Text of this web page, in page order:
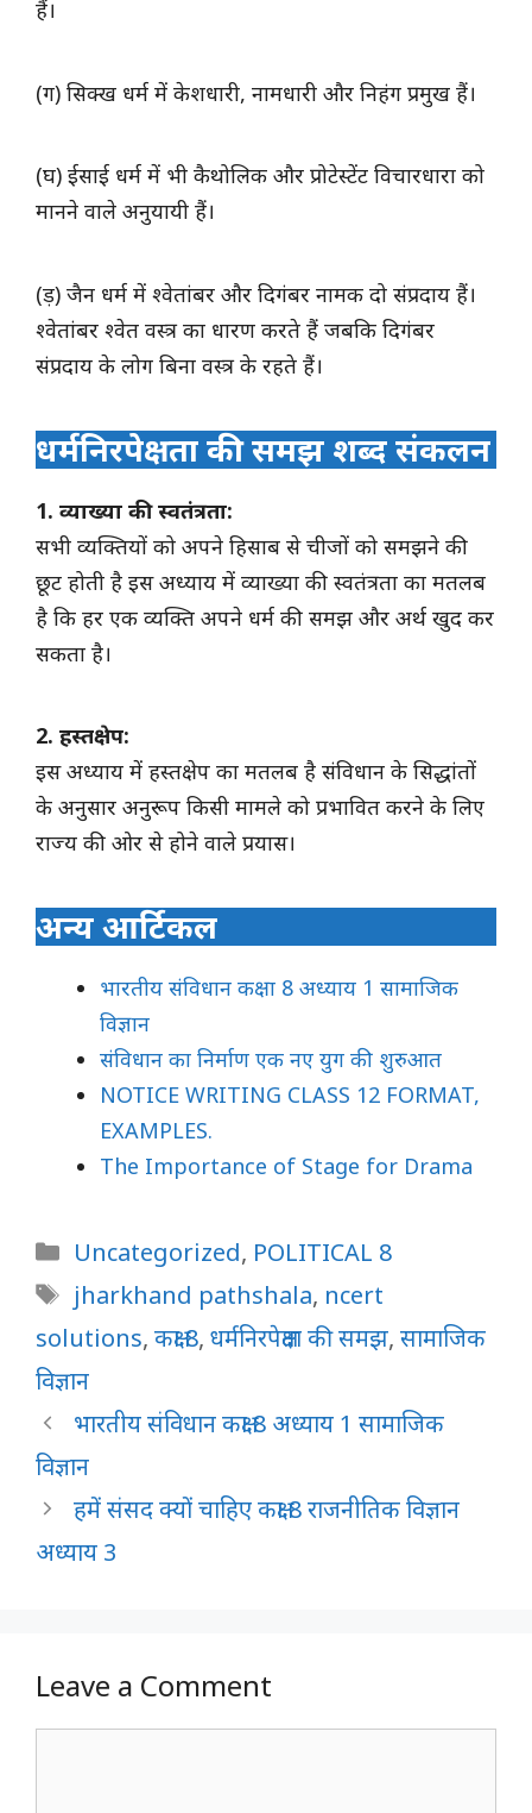
हैं।
(ग) सिक्ख धर्म में केशधारी, नामधारी और निहंग प्रमुख हैं।
(घ) ईसाई धर्म में भी कैथोलिक और प्रोटेस्टेंट विचारधारा को
मानने वाले अनुयायी हैं।
(ड़) जैन धर्म में श्वेतांबर और दिगंबर नामक दो संप्रदाय हैं।
श्वेतांबर श्वेत वस्त्र का धारण करते हैं जबकि दिगंबर
संप्रदाय के लोग बिना वस्त्र के रहते हैं।
धर्मनिरपेक्षता की समझ शब्द संकलन
1. व्याख्या की स्वतंत्रता:
सभी व्यक्तियों को अपने हिसाब से चीजों को समझने की
छूट होती है इस अध्याय में व्याख्या की स्वतंत्रता का मतलब
है कि हर एक व्यक्ति अपने धर्म की समझ और अर्थ खुद कर
सकता है।
2. हस्तक्षेप:
इस अध्याय में हस्तक्षेप का मतलब है संविधान के सिद्धांतों
के अनुसार अनुरूप किसी मामले को प्रभावित करने के लिए
राज्य की ओर से होने वाले प्रयास।
अन्य आर्टिकल
भारतीय संविधान कक्षा 8 अध्याय 1 सामाजिक
विज्ञान
संविधान का निर्माण एक नए युग की शुरुआत
NOTICE WRITING CLASS 12 FORMAT,
EXAMPLES.
The Importance of Stage for Drama
Categories
Uncategorized, POLITICAL 8
Tags
jharkhand pathshala, ncert
solutions, कक्षा 8, धर्मनिरपेक्षता की समझ, सामाजिक
विज्ञान
भारतीय संविधान कक्षा 8 अध्याय 1 सामाजिक
विज्ञान
हमें संसद क्यों चाहिए कक्षा 8 राजनीतिक विज्ञान
अध्याय 3
Leave a Comment